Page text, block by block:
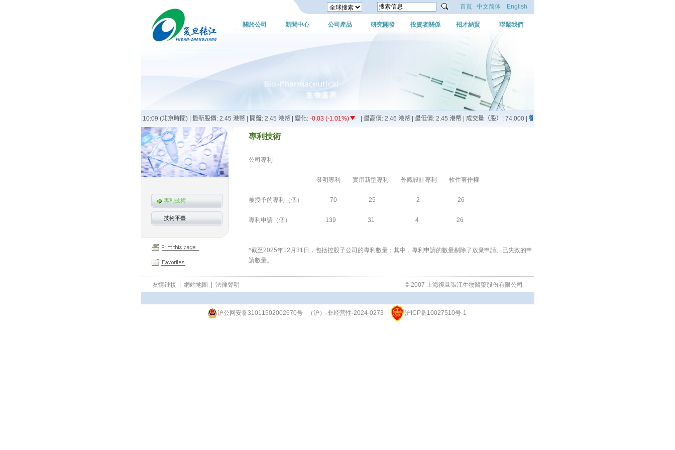
首頁 中文简体 English
關於公司 新聞中心 公司產品 研究開發 投資者關係 招才納賢 聯繫我們
專利技術
技術平臺
專利技術
公司專利
發明專利 實用新型專利 外觀設計專利 軟件著作權
被授予的專利（個） 70 25 2 26
專利申請（個） 139 31 4 26
*截至2025年12月31日，包括控股子公司的專利數量；其中，專利申請的數量剔除了放棄申請、已失效的申
請數量。
友情鏈接 網站地圖 法律聲明 © 2007 上海復旦張江生物醫藥股份有限公司
沪公网安备31011502002670号（沪）-非经营性-2024-0273 沪ICP备10027510号-1